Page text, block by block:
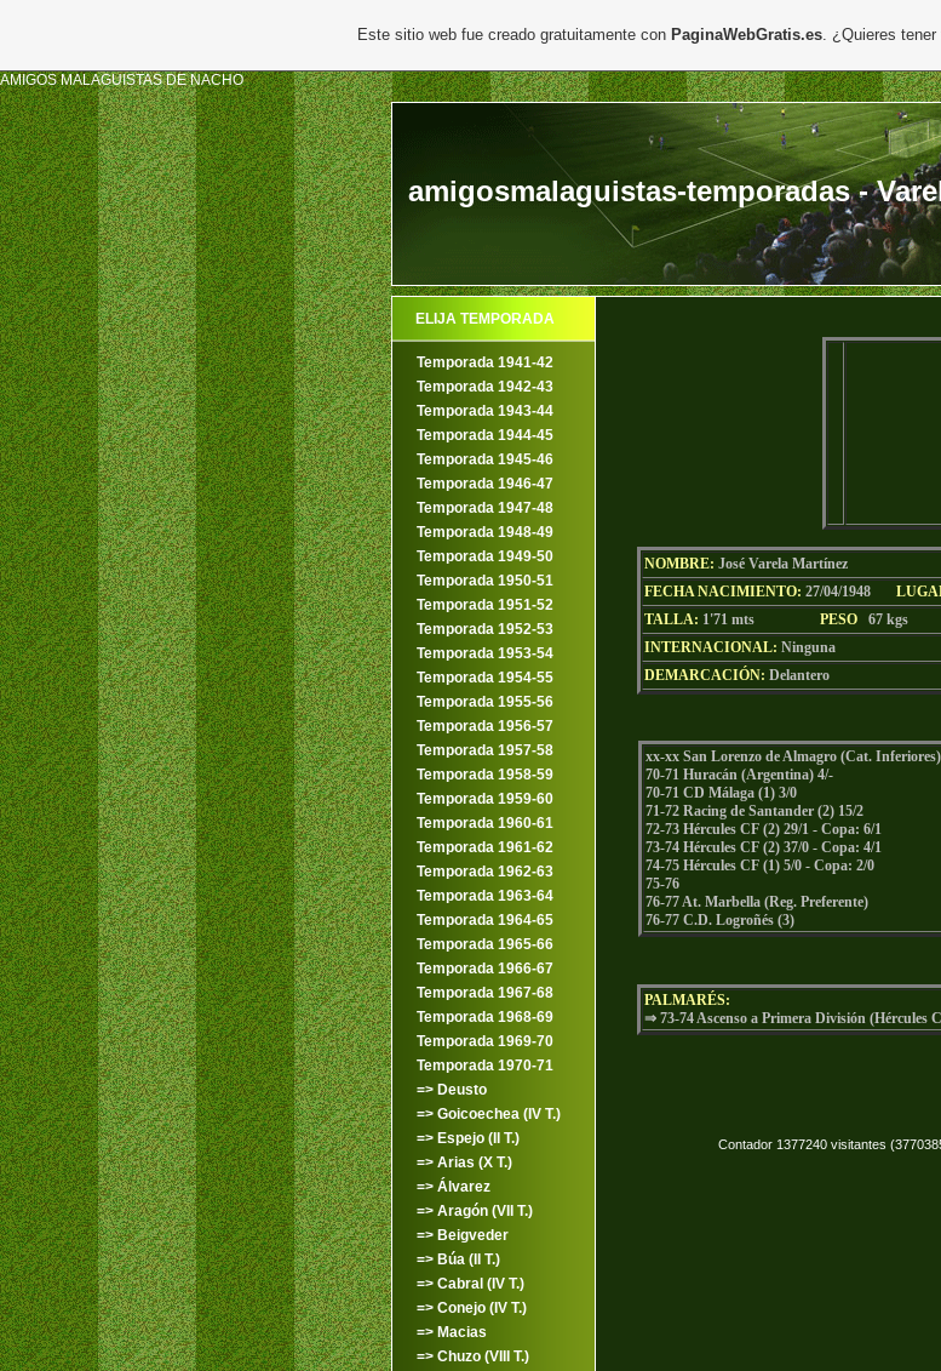
AMIGOS MALAGUISTAS DE NACHO
amigosmalaguistas-temporadas -
ELIJA TEMPORADA
Temporada 1941-42
Temporada 1942-43
Temporada 1943-44
Temporada 1944-45
Temporada 1945-46
Temporada 1946-47
Temporada 1947-48
Temporada 1948-49
Temporada 1949-50
Temporada 1950-51
Temporada 1951-52
Temporada 1952-53
Temporada 1953-54
Temporada 1954-55
Temporada 1955-56
Temporada 1956-57
Temporada 1957-58
Temporada 1958-59
Temporada 1959-60
Temporada 1960-61
Temporada 1961-62
Temporada 1962-63
Temporada 1963-64
Temporada 1964-65
Temporada 1965-66
Temporada 1966-67
Temporada 1967-68
Temporada 1968-69
Temporada 1969-70
Temporada 1970-71
=> Deusto
=> Goicoechea (IV T.)
=> Espejo (II T.)
=> Arias (X T.)
=> Álvarez
=> Aragón (VII T.)
=> Beigveder
=> Búa (II T.)
=> Cabral (IV T.)
=> Conejo (IV T.)
=> Macias
=> Chuzo (VIII T.)
NOMBRE: José Varela
FECHA NACIMIENTO: 27/04/1948 LU
TALLA: 1'71 mts PESO 67 kgs
INTERNACIONAL: Ninguna
DEMARCACIÓN: Delantero
xx-xx San Lorenzo de Almagro (Cat.
70-71 Huracán (Argentina) 4/-
70-71 CD Málaga (1) 3/0
71-72 Racing de Santander (2) 15/2
72-73 Hércules CF (2) 29/1 - Copa: 6/1
73-74 Hércules CF (2) 37/0 - Copa: 4/1
74-75 Hércules CF (1) 5/0 - Copa: 2/0
75-76
76-77 At. Marbella (Reg. Preferente)
76-77 C.D. Logroñés (3)
PALMARÉS:
⇒ 73-74 Ascenso a Primera División
Contador 1377240 visitantes
Este sitio web fue creado gratuitamente con PaginaWebGratis.es. ¿Quieres